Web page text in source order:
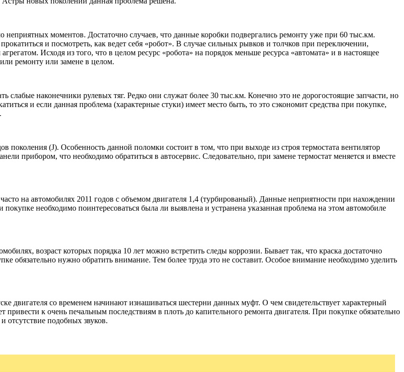
моментов. Достаточно случаев, что данные коробки подвергались ремонту уже при 60 тыс.км.
и посмотреть, как ведет себя «робот». В случае сильных рывков и толчков при переключении,
Исходя из того, что в целом ресурс «робота» на порядок меньше ресурса «автомата» и в настоящее
ремонту или замене в целом.
слабые наконечники рулевых тяг. Редко они служат более 30 тыс.км. Конечно это не дорогостоящие запчасти, но
и если данная проблема (характерные стуки) имеет место быть, то это сэкономит средства при покупке,
(J). Особенность данной поломки состоит в том, что при выходе из строя термостата вентилятор
прибором, что необходимо обратиться в автосервис. Следовательно, при замене термостат меняется и вместе
на автомобилях 2011 годов с объемом двигателя 1,4 (турбированый). Данные неприятности при нахождении
необходимо поинтересоваться была ли выявлена и устранена указанная проблема на этом автомобиле
возраст которых порядка 10 лет можно встретить следы коррозии. Бывает так, что краска достаточно
обязательно нужно обратить внимание. Тем более труда это не составит. Особое внимание необходимо уделить
двигателя со временем начинают изнашиваться шестерни данных муфт. О чем свидетельствует характерный
к очень печальным последствиям в плоть до капительного ремонта двигателя. При покупке обязательно
отсутствие подобных звуков.